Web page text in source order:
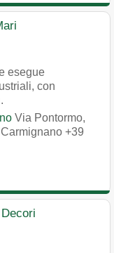
esegue
con
Via Pontormo,
Carmignano +39